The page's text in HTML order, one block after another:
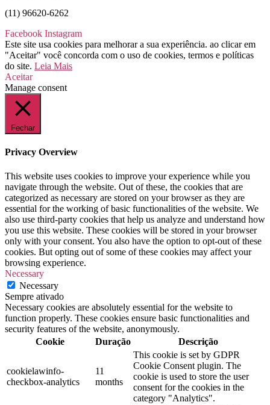
(11) 96620-6262
Facebook Instagram
Este site usa cookies para melhorar a sua experiência. ao clicar em
"Aceitar" você concorda com o uso de cookies, termos e políticas
do site. Leia Mais
Aceitar
Manage consent
Fechar
Privacy Overview
This website uses cookies to improve your experience while you
navigate through the website. Out of these, the cookies that are
categorized as necessary are stored on your browser as they are
essential for the working of basic functionalities of the website. We
also use third-party cookies that help us analyze and understand how
you use this website. These cookies will be stored in your browser
only with your consent. You also have the option to opt-out of these
cookies. But opting out of some of these cookies may affect your
browsing experience.
Necessary
Necessary
Sempre ativado
Necessary cookies are absolutely essential for the website to
function properly. These cookies ensure basic functionalities and
security features of the website, anonymously.
Cookie
Duração Descrição
cookielawinfo-
checkbox-analytics
11
months
This cookie is set by GDPR
Cookie Consent plugin. The
cookie is used to store the user
consent for the cookies in the
category "Analytics".